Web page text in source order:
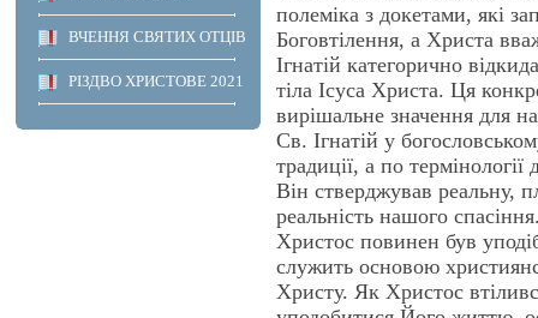
ВЧЕННЯ СВЯТИХ ОТЦІВ
РІЗДВО ХРИСТОВЕ 2021
полеміка з докетами, які
Боговтілення, а Христа
Ігнатій категорично
тіла Ісуса Христа. Ця
вирішальне значення для
Св. Ігнатій у
традиції, а по термінології
Він стверджував реальну,
реальність нашого
Христос повинен був
служить основою
Христу. Як Христос